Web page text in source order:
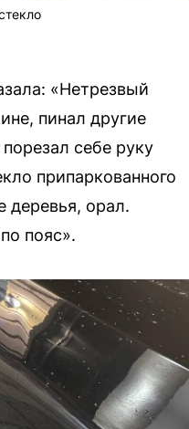
«Нетрезвый
пинал другие
себе руку
припаркованного
деревья, орал.
пояс».